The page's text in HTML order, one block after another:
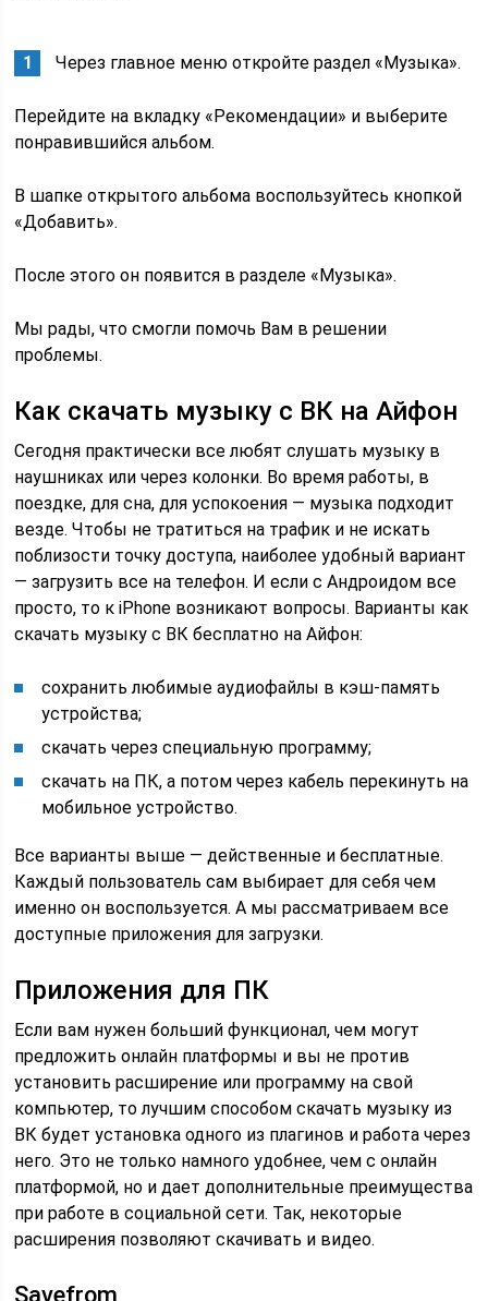
Через главное меню откройте раздел «Музыка».
Перейдите на вкладку «Рекомендации» и выберите
понравившийся альбом.
В шапке открытого альбома воспользуйтесь кнопкой
«Добавить».
После этого он появится в разделе «Музыка».
Мы рады, что смогли помочь Вам в решении
проблемы.
Как скачать музыку с ВК на Айфон
Сегодня практически все любят слушать музыку в
наушниках или через колонки. Во время работы, в
поездке, для сна, для успокоения — музыка подходит
везде. Чтобы не тратиться на трафик и не искать
поблизости точку доступа, наиболее удобный вариант
— загрузить все на телефон. И если с Андроидом все
просто, то к iPhone возникают вопросы. Варианты как
скачать музыку с ВК бесплатно на Айфон:
сохранить любимые аудиофайлы в кэш-память
устройства;
скачать через специальную программу;
скачать на ПК, а потом через кабель перекинуть на
мобильное устройство.
Все варианты выше — действенные и бесплатные.
Каждый пользователь сам выбирает для себя чем
именно он воспользуется. А мы рассматриваем все
доступные приложения для загрузки.
Приложения для ПК
Если вам нужен больший функционал, чем могут
предложить онлайн платформы и вы не против
установить расширение или программу на свой
компьютер, то лучшим способом скачать музыку из
ВК будет установка одного из плагинов и работа через
него. Это не только намного удобнее, чем с онлайн
платформой, но и дает дополнительные преимущества
при работе в социальной сети. Так, некоторые
расширения позволяют скачивать и видео.
Savefrom